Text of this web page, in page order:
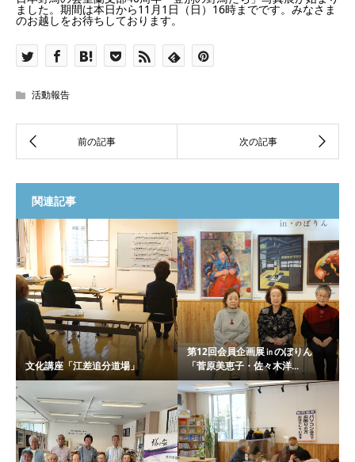
ました。期間は本日から11月1日（日）16時までです。みなさま
のお越しをお待ちしております。
活動報告
関連記事
文化講座「江差追分道場」
第12回会員企画展㏌のぼりん
「菅原美恵子・佐々木洋...